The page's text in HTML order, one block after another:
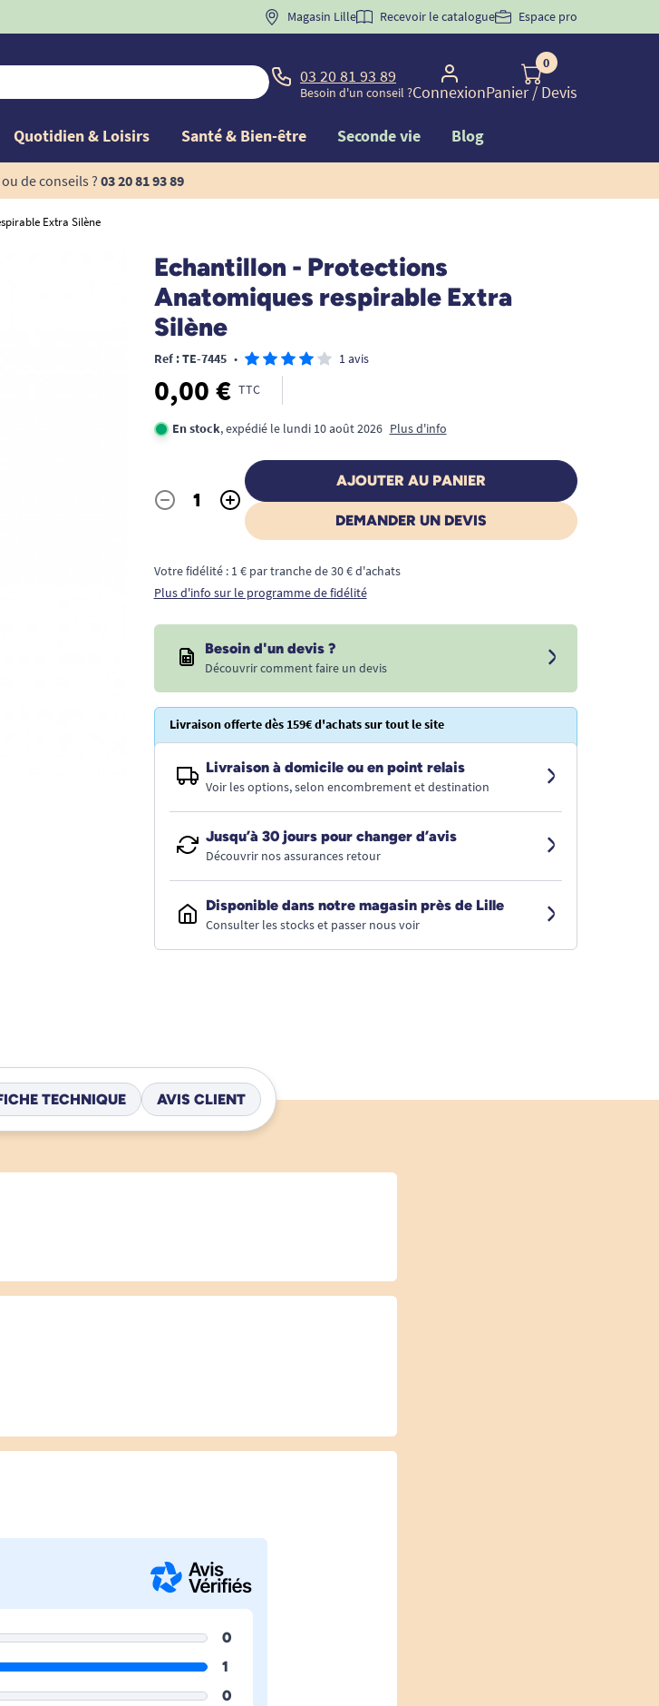
BIENVENUE" pourla 1ère commande d'incontinence
Magasin Lille Recevoir le catalogue Espace pro
03 20 81 93 89
Besoin d'un conseil ?Connexion
0
Panier/ Devis
Quotidien & Loisirs Santé & Bien-être Seconde vie Blog
de conseils ?03 20 81 93 89
Extra Silène
Echantillon - Protections
Anatomiques respirable Extra
Silène
Ref : TE-7445 • 1 avis
0,00 € TTC
En stock, expédié le lundi 10 août 2026 Plus d'info
Quantité
- +
AJOUTER AU PANIER
DEMANDER UN DEVIS
Votre fidélité : 1 € par tranche de 30 € d'achats
Plus d'info sur le programme de fidélité
Besoin d'un devis ?
Découvrir comment faire un devis
Livraison offerte dès 159€ d'achats sur tout le site
Livraison à domicile ou en point relais
Voir les options, selon encombrement et destination
Jusqu’à 30 jours pour changer d’avis
Découvrir nos assurances retour
Disponible dans notre magasin près de Lille
Consulter les stocks et passer nous voir
TECHNIQUE AVIS CLIENT
0
1
0